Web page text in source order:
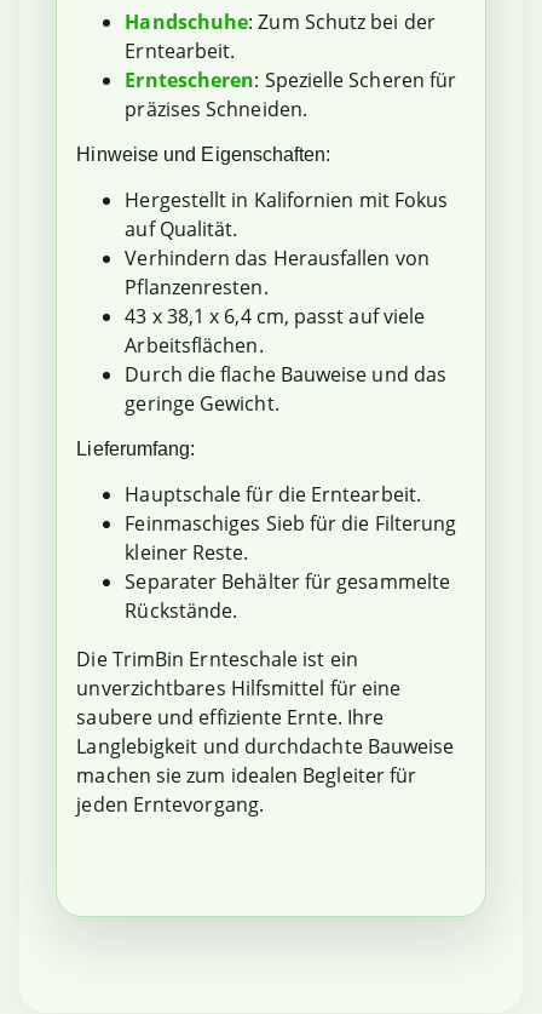
Handschuhe: Zum Schutz bei der
Erntearbeit.
Erntescheren: Spezielle Scheren für
präzises Schneiden.
Hinweise und Eigenschaften:
Hergestellt in Kalifornien mit Fokus
auf Qualität.
Verhindern das Herausfallen von
Pflanzenresten.
43 x 38,1 x 6,4 cm, passt auf viele
Arbeitsflächen.
Durch die flache Bauweise und das
geringe Gewicht.
Lieferumfang:
Hauptschale für die Erntearbeit.
Feinmaschiges Sieb für die Filterung
kleiner Reste.
Separater Behälter für gesammelte
Rückstände.
Die TrimBin Ernteschale ist ein
unverzichtbares Hilfsmittel für eine
saubere und effiziente Ernte. Ihre
Langlebigkeit und durchdachte Bauweise
machen sie zum idealen Begleiter für
jeden Erntevorgang.